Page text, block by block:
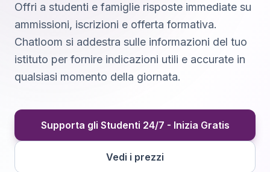
Offri a studenti e famiglie risposte immediate su
ammissioni, iscrizioni e offerta formativa.
Chatloom si addestra sulle informazioni del tuo
istituto per fornire indicazioni utili e accurate in
qualsiasi momento della giornata.
Supporta gli Studenti 24/7 - Inizia Gratis
Vedi i prezzi